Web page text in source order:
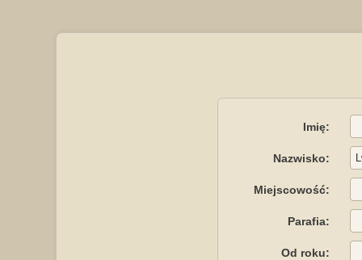
Imię:
Nazwisko:
Miejscowość:
Parafia:
Od roku: